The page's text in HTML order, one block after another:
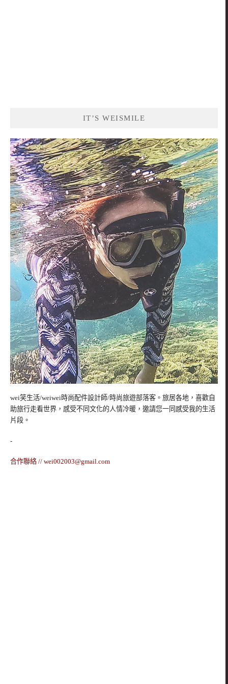
IT’S WEISMILE
wei笑生活/weiwei時尚配件設計師/時尚旅遊部落客。旅居各地，喜歡自
助旅行走看世界，感受不同文化的人情冷暖，邀請您一同感受我的生活
片段。
-
合作聯絡 // wei002003@gmail.com